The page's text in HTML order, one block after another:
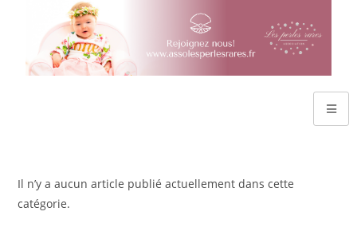
Il n’y a aucun article publié actuellement dans cette
catégorie.